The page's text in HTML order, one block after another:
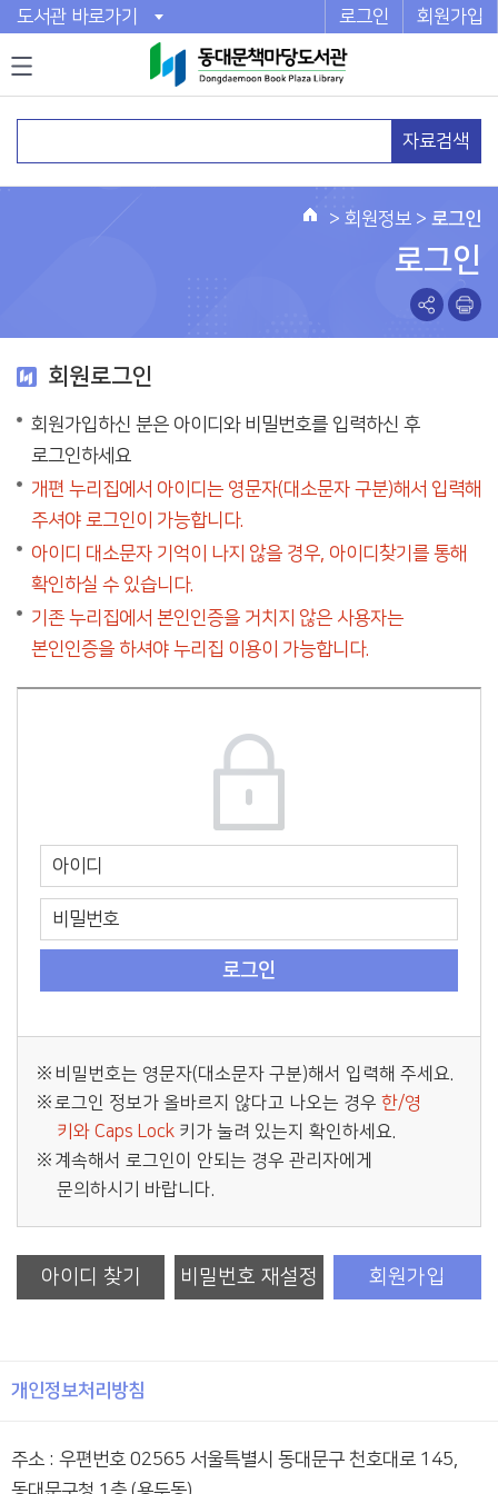
도서관 바로가기 로그인 회원가입
자료검색
> 회원정보 > 로그인
로그인
회원로그인
회원가입하신 분은 아이디와 비밀번호를 입력하신 후
로그인하세요
개편 누리집에서 아이디는 영문자(대소문자 구분)해서 입력해
주셔야 로그인이 가능합니다.
아이디 대소문자 기억이 나지 않을 경우, 아이디찾기를 통해
확인하실 수 있습니다.
기존 누리집에서 본인인증을 거치지 않은 사용자는
본인인증을 하셔야 누리집 이용이 가능합니다.
비밀번호는 영문자(대소문자 구분)해서 입력해 주세요.
로그인 정보가 올바르지 않다고 나오는 경우 한/영
키와 Caps Lock 키가 눌려 있는지 확인하세요.
계속해서 로그인이 안되는 경우 관리자에게
문의하시기 바랍니다.
아이디 찾기 비밀번호 재설정 회원가입
개인정보처리방침
주소 : 우편번호 02565 서울특별시 동대문구 천호대로 145,